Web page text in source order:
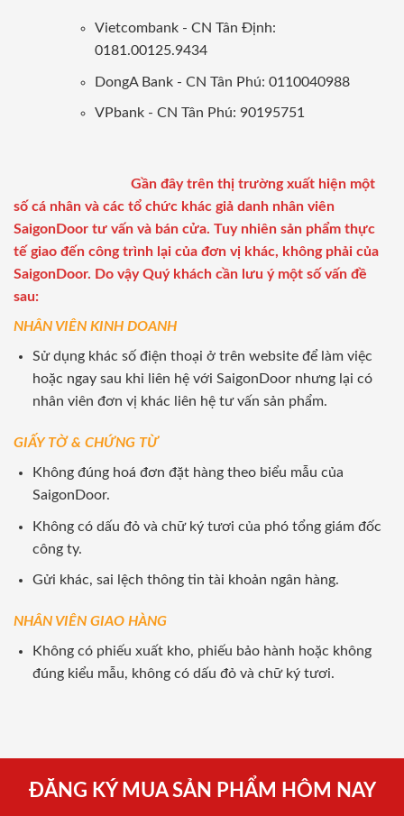
Vietcombank - CN Tân Định:
0181.00125.9434
DongA Bank - CN Tân Phú: 0110040988
VPbank - CN Tân Phú: 90195751
Gần đây trên thị trường xuất hiện một
số cá nhân và các tổ chức khác giả danh nhân viên
SaigonDoor tư vấn và bán cửa. Tuy nhiên sản phẩm thực
tế giao đến công trình lại của đơn vị khác, không phải của
SaigonDoor. Do vậy Quý khách cần lưu ý một số vấn đề
sau:
NHÂN VIÊN KINH DOANH
Sử dụng khác số điện thoại ở trên website để làm việc
hoặc ngay sau khi liên hệ với SaigonDoor nhưng lại có
nhân viên đơn vị khác liên hệ tư vấn sản phẩm.
GIẤY TỜ & CHỨNG TỪ
Không đúng hoá đơn đặt hàng theo biểu mẫu của
SaigonDoor.
Không có dấu đỏ và chữ ký tươi của phó tổng giám đốc
công ty.
Gửi khác, sai lệch thông tin tài khoản ngân hàng.
NHÂN VIÊN GIAO HÀNG
Không có phiếu xuất kho, phiếu bảo hành hoặc không
đúng kiểu mẫu, không có dấu đỏ và chữ ký tươi.
ĐĂNG KÝ MUA SẢN PHẨM HÔM NAY